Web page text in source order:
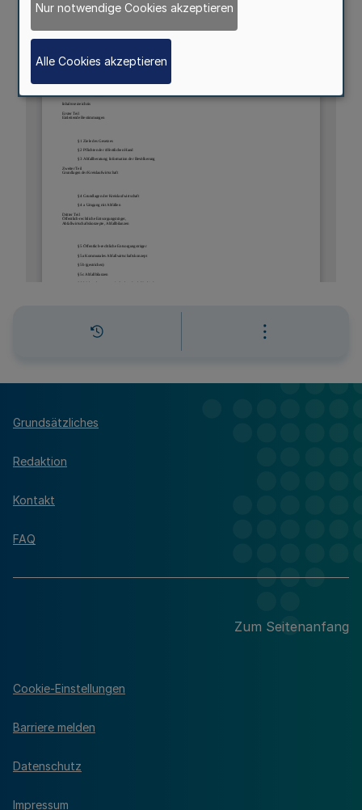
Grundsätzliches
Redaktion
Kontakt
FAQ
Zum Seitenanfang
Cookie-Einstellungen
Barriere melden
Datenschutz
Impressum
Nur notwendige Cookies akzeptieren
Alle Cookies akzeptieren